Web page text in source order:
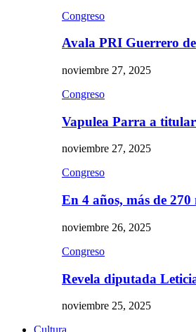
Congreso
Avala PRI Guerrero
noviembre 27, 2025
Congreso
Vapulea Parra a
noviembre 27, 2025
Congreso
En 4 años, más de
noviembre 26, 2025
Congreso
Revela diputada
noviembre 25, 2025